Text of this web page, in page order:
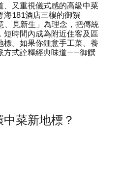
、又重視儀式感的高級中菜
海181酒店三樓的御饌
、見新生」為理念，把傳統
時間內成為附近住客及區
標。如果你鍾意手工菜、養
方式詮釋經典味道——御饌
菜新地標？